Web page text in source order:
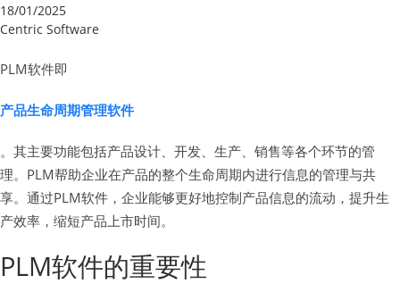
18/01/2025
Centric Software
PLM软件即
产品生命周期管理软件
。其主要功能包括产品设计、开发、生产、销售等各个环节的管
理。PLM帮助企业在产品的整个生命周期内进行信息的管理与共
享。通过PLM软件，企业能够更好地控制产品信息的流动，提升生
产效率，缩短产品上市时间。
PLM软件的重要性